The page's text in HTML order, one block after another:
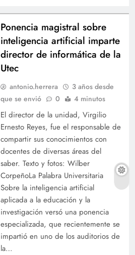
Ponencia magistral sobre
inteligencia artificial imparte
director de informática de la
Utec
antonio.herrera
3 años desde
que se envió
0 4 minutos
El director de la unidad, Virgilio
Ernesto Reyes, fue el responsable de
compartir sus conocimientos con
docentes de diversas áreas del
saber. Texto y fotos: Wilber
CorpeñoLa Palabra Universitaria
Sobre la inteligencia artificial
aplicada a la educación y la
investigación versó una ponencia
especializada, que recientemente se
impartió en uno de los auditorios de
la…